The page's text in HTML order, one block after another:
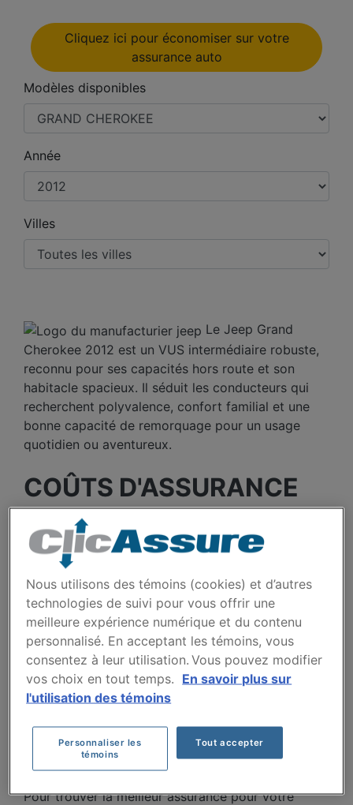
Cliquez ici pour économiser sur votre
assurance auto
Modèles disponibles
Année
Villes
Le Jeep Grand
Cherokee 2012 est un VUS intermédiaire robuste,
reconnu pour ses capacités hors route et son
habitacle spacieux. Il séduit les conducteurs qui
recherchent polyvalence, confort familial et une
bonne capacité de remorquage pour un usage
quotidien ou aventureux.
COÛTS D'ASSURANCE
AUTO JEEP GRAND
CHEROKEE 2012 AU FIL
DES 5 DERNIÈRES
ANNÉES.
Entre 2022 et 2026, les primes pour le Jeep Grand
Cherokee 2012 fluctuent, passant de 803 $ en
2022 à un sommet de 1148 $ en 2023, puis
diminuant graduellement à 1042 $ en 2025 et 672
$ en 2026. Cette tendance à la baisse récente
peut refléter l'âge croissant du véhicule et la
diminution de sa valeur de remplacement.
Pour trouver la meilleur assurance pour votre
Nous utilisons des témoins (cookies) et d’autres
technologies de suivi pour vous offrir une
meilleure expérience numérique et du contenu
personnalisé. En acceptant les témoins, vous
consentez à leur utilisation. Vous pouvez modifier
vos choix en tout temps. En savoir plus sur
l'utilisation des témoins
Personnaliser les
témoins
Tout accepter